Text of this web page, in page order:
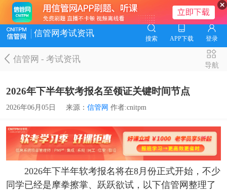
信管网考试资讯
搜索 APP下载 登录
信管网-考试资讯
导航
2026年下半年软考报名至领证关键时间节点
2026年06月05日 来源： 信管网 作者:cnitpm
2026年下半年软考报名将在8月份正式开始，不少
同学已经是摩拳擦掌、跃跃欲试，以下信管网整理了